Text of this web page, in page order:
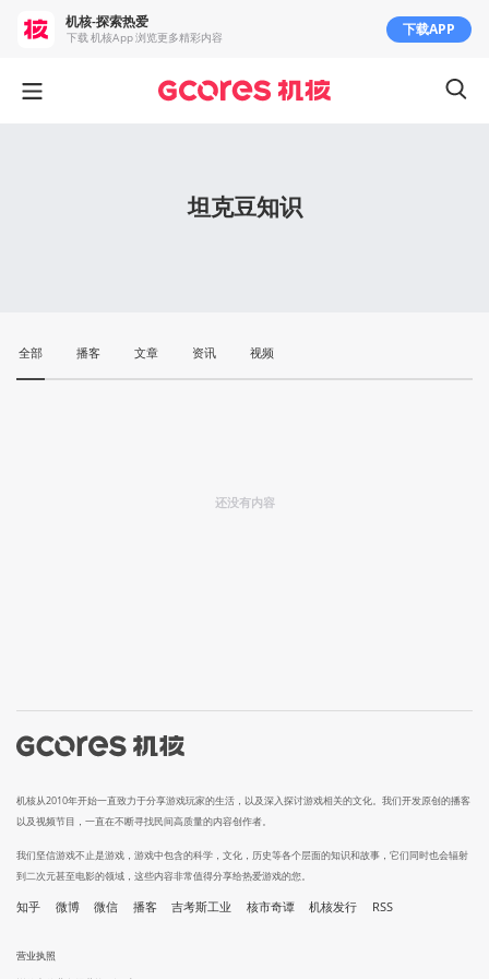
坦克豆知识
全部 播客 文章 资讯 视频
还没有内容
机核从2010年开始一直致力于分享游戏玩家的生活，以及深入探讨游戏相关的文化。我们开发原创的播客
以及视频节目，一直在不断寻找民间高质量的内容创作者。
我们坚信游戏不止是游戏，游戏中包含的科学，文化，历史等各个层面的知识和故事，它们同时也会辐射
到二次元甚至电影的领域，这些内容非常值得分享给热爱游戏的您。
知乎 微博 微信 播客 吉考斯工业 核市奇谭 机核发行 RSS
营业执照
机核-探索热爱
下载 机核App 浏览更多精彩内容 下载APP